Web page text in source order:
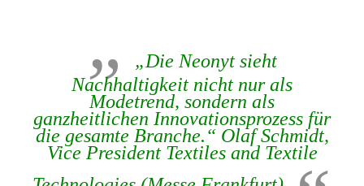
„Die Neonyt sieht
Nachhaltigkeit nicht nur als
Modetrend, sondern als
ganzheitlichen Innovationsprozess für
die gesamte Branche.“ Olaf Schmidt,
Vice President Textiles and Textile